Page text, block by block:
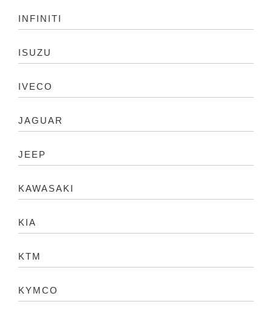
INFINITI
ISUZU
IVECO
JAGUAR
JEEP
KAWASAKI
KIA
KTM
KYMCO